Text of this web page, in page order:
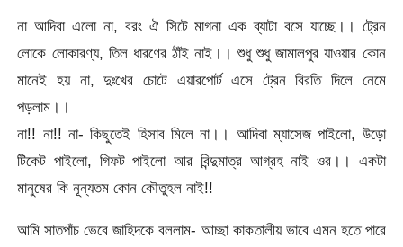
না আদিবা এলো না, বরং ঐ সিটে মাগনা এক ব্যাটা বসে যাচ্ছে।। ট্রেন
লোকে লোকারণ্য, তিল ধারণের ঠাঁই নাই।। শুধু শুধু জামালপুর যাওয়ার কোন
মানেই হয় না, দুঃখের চোটে এয়ারপোর্ট এসে ট্রেন বিরতি দিলে নেমে
পড়লাম।।
না!! না!! না- কিছুতেই হিসাব মিলে না।। আদিবা ম্যাসেজ পাইলো, উড়ো
টিকেট পাইলো, গিফট পাইলো আর বিন্দুমাত্র আগ্রহ নাই ওর।। একটা
মানুষের কি নূন্যতম কোন কৌতুহল নাই!!
আমি সাতপাঁচ ভেবে জাহিদকে বললাম- আচ্ছা কাকতালীয় ভাবে এমন হতে পারে